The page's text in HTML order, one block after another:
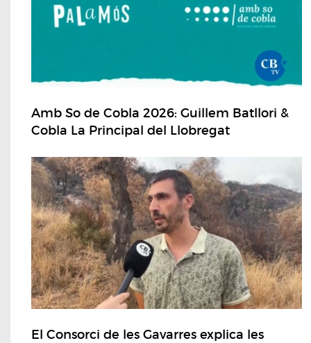
Amb So de Cobla 2026: Guillem Batllori &
Cobla La Principal del Llobregat
El Consorci de les Gavarres explica les